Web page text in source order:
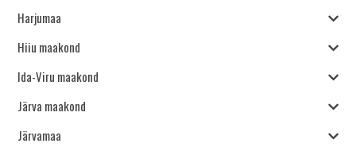
Harjumaa
Hiiu maakond
Ida-Viru maakond
Järva maakond
Järvamaa